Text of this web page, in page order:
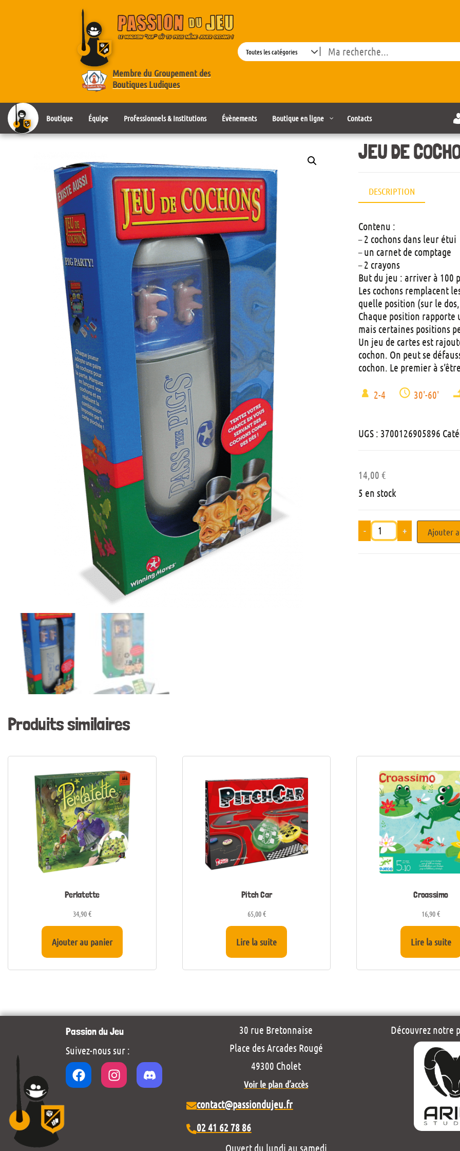
Membre du Groupement des
Boutiques Ludiques
Search
Boutique Équipe Professionnels & Institutions Évènements Boutique en ligne Contacts
JEU DE
DESCRIPTION
Contenu :
– 2 cochons dans leur étui
– un carnet de comptage
– 2 crayons
But du jeu : arriver à 100
Les cochons remplacent
quelle position (sur le
Chaque position rapporte
mais certaines positions
Un jeu de cartes est
cochon. On peut se
cochon. Le premier à
2-4 30'-60'
UGS : 3700126905896
14,00€
5 en stock
- + Ajouter
Produits similaires
Perlatette
34,90€
Ajouter au panier
Pitch Car
65,00€
Lire la suite
Croassimo
16,90€
Lire la suite
Passion du Jeu
Suivez-nous sur :
30 rue Bretonnaise
Place des Arcades Rougé
49300 Cholet
Voir le plan d’accès
contact@passiondujeu.fr
02 41 62 78 86
Ouvert du lundi au samedi
Découvrez notre